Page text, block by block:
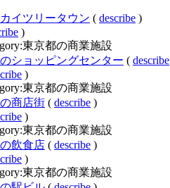
カイツリータウン ( describe )
)
東京都の商業施設
のショッピングセンター ( describe
)
東京都の商業施設
の商店街 ( describe )
)
東京都の商業施設
の飲食店 ( describe )
)
東京都の商業施設